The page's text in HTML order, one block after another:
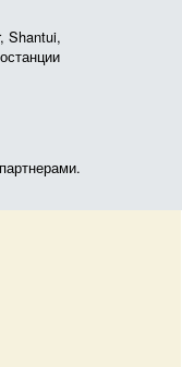
Shantui,